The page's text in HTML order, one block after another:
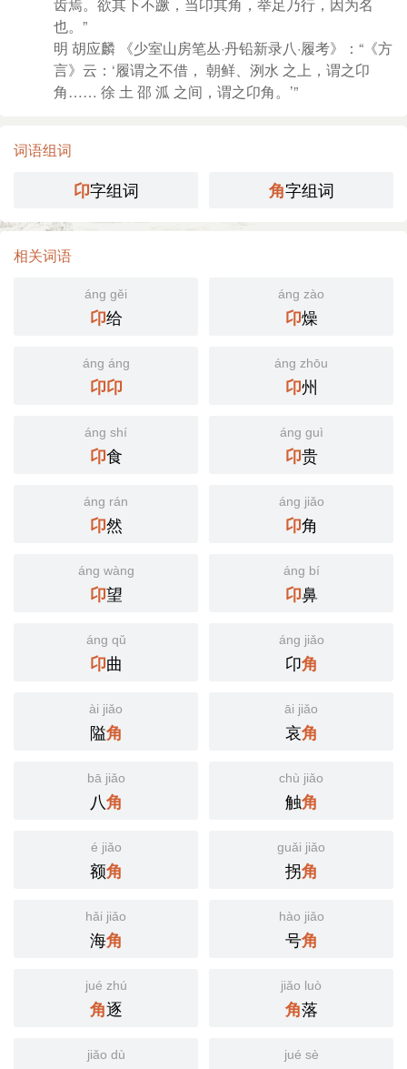
也。”
明 胡应麟 《少室山房笔丛·丹铅新录八·履考》：“《方
言》云：‘履谓之不借， 朝鲜、洌水 之上，谓之卬
角…… 徐 土 邵 泒 之间，谓之卬角。’”
词语组词
卬字组词 角字组词
相关词语
áng gěi
卬给
áng zào
卬燥
áng áng
卬卬
áng zhōu
卬州
áng shí
卬食
áng guì
卬贵
áng rán
卬然
áng jiǎo
卬角
áng wàng
卬望
áng bí
卬鼻
áng qǔ
卬曲
áng jiǎo
卬角
ài jiǎo
隘角
āi jiǎo
哀角
bā jiǎo
八角
chù jiǎo
触角
é jiǎo
额角
guǎi jiǎo
拐角
hǎi jiǎo
海角
hào jiǎo
号角
jué zhú
角逐
jiǎo luò
角落
jiǎo dù jué sè